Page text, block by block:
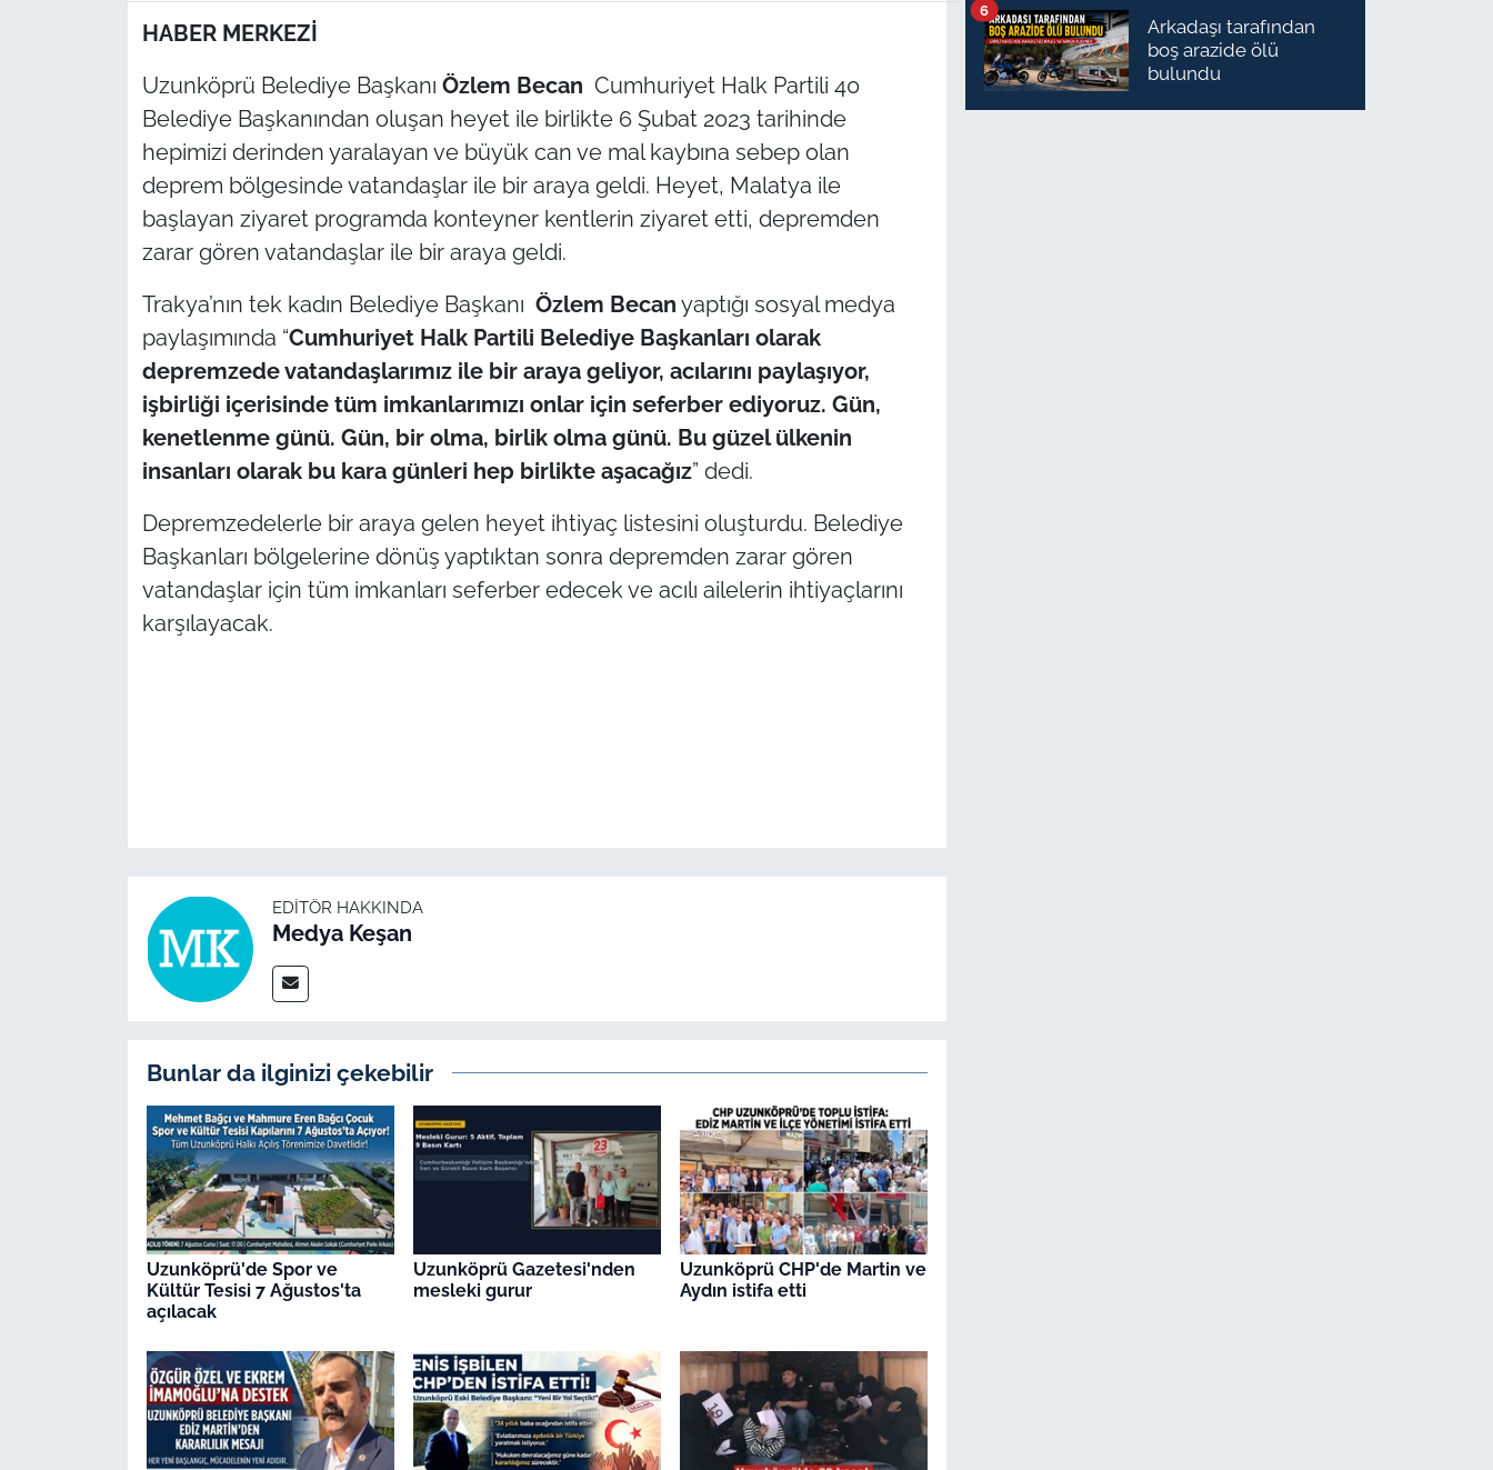
HABER MERKEZİ
Uzunköprü Belediye Başkanı Özlem Becan Cumhuriyet Halk Partili 40
Belediye Başkanından oluşan heyet ile birlikte 6 Şubat 2023 tarihinde
hepimizi derinden yaralayan ve büyük can ve mal kaybına sebep olan
deprem bölgesinde vatandaşlar ile bir araya geldi. Heyet, Malatya ile
başlayan ziyaret programda konteyner kentlerin ziyaret etti, depremden
zarar gören vatandaşlar ile bir araya geldi.
Trakya’nın tek kadın Belediye Başkanı Özlem Becan yaptığı sosyal medya
paylaşımında “Cumhuriyet Halk Partili Belediye Başkanları olarak
depremzede vatandaşlarımız ile bir araya geliyor, acılarını paylaşıyor,
işbirliği içerisinde tüm imkanlarımızı onlar için seferber ediyoruz. Gün,
kenetlenme günü. Gün, bir olma, birlik olma günü. Bu güzel ülkenin
insanları olarak bu kara günleri hep birlikte aşacağız” dedi.
Depremzedelerle bir araya gelen heyet ihtiyaç listesini oluşturdu. Belediye
Başkanları bölgelerine dönüş yaptıktan sonra depremden zarar gören
vatandaşlar için tüm imkanları seferber edecek ve acılı ailelerin ihtiyaçlarını
karşılayacak.
EDITÖR HAKKINDA
Medya Keşan
Bunlar da ilginizi çekebilir
Uzunköprü'de Spor ve
Kültür Tesisi 7 Ağustos'ta
açılacak
Uzunköprü Gazetesi'nden
mesleki gurur
Uzunköprü CHP'de Martin ve
Aydın istifa etti
Arkadaşı tarafından
boş arazide ölü
bulundu
6
ÇANAKKALE
TÜRKİYE
Flaş Haber
Dış Haberler
İş Dünyası
Bilim Teknoloji
Gündem-Eğitim